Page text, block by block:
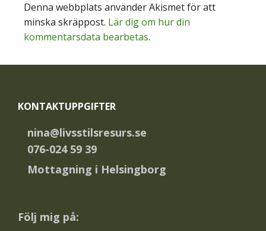
Denna webbplats använder Akismet för att
minska skräppost. Lär dig om hur din
kommentarsdata bearbetas.
KONTAKTUPPGIFTER
nina@livsstilsresurs.se
076-024 59 39
Mottagning i Helsingborg
Följ mig på: